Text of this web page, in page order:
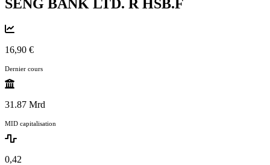
SENG BANK LTD. R HSB.F
16,90 €
Dernier cours
31.87 Mrd
MID capitalisation
0,42